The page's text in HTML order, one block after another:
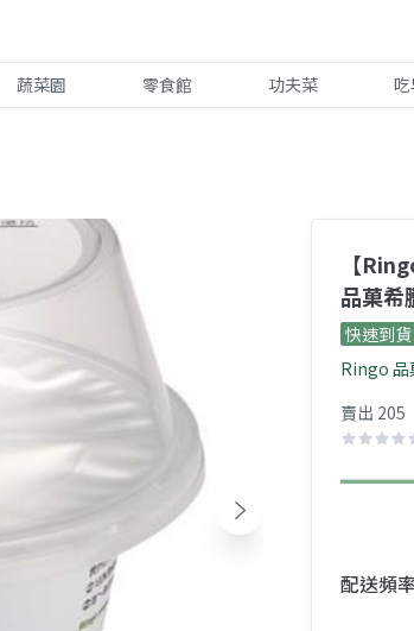
蔬菜園 零食館 功夫菜
【
品菓希
快速到貨
Ringo 品
賣出 205
配送頻